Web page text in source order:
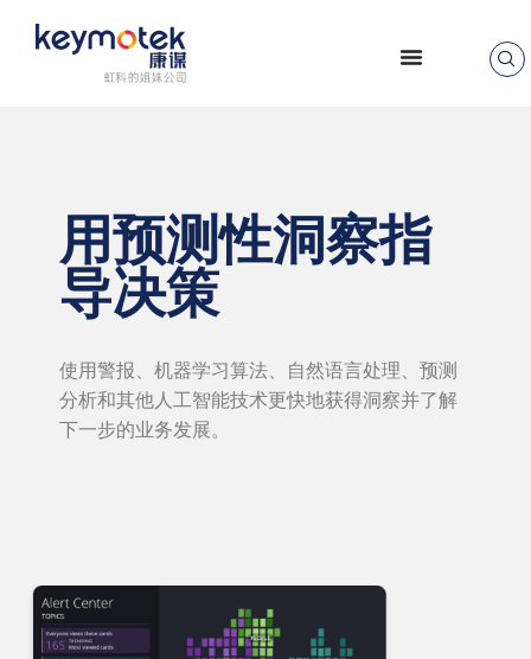
用预测性洞察指
导决策
使用警报、机器学习算法、自然语言处理、预测
分析和其他人工智能技术更快地获得洞察并了解
下一步的业务发展。